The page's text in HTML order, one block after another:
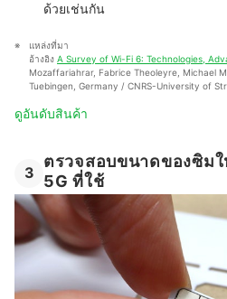
ด้วยเช่นกัน
แหล่งที่มา
อ้างอิง A Survey of Wi-Fi 6: Technologies,
Mozaffariahrar, Fabrice Theoleyre, Michael
Tuebingen, Germany / CNRS-University of
ดูอันดับสินค้า
3
ตรวจสอบขนาดของซิมใ
5G ที่ใช้